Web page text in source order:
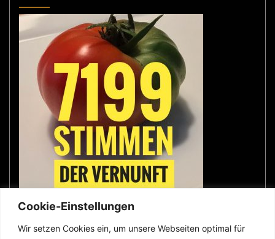
Cookie-Einstellungen
Wir setzen Cookies ein, um unsere Webseiten optimal für